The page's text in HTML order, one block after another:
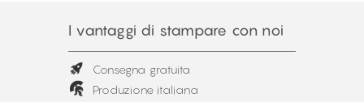
I vantaggi di stampare con noi
Consegna gratuita
Produzione italiana